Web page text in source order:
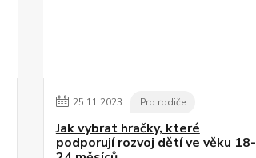
25.11.2023 Pro rodiče
Jak vybrat hračky, které
podporují rozvoj dětí ve věku 18-